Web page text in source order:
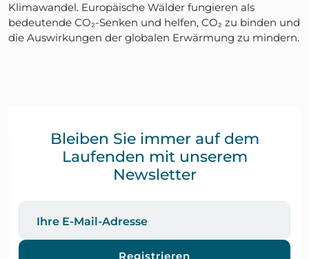
Klimawandel. Europäische Wälder fungieren als
bedeutende CO₂-Senken und helfen, CO₂ zu binden und
die Auswirkungen der globalen Erwärmung zu mindern.
Bleiben Sie immer auf dem
Laufenden mit unserem
Newsletter
Registrieren